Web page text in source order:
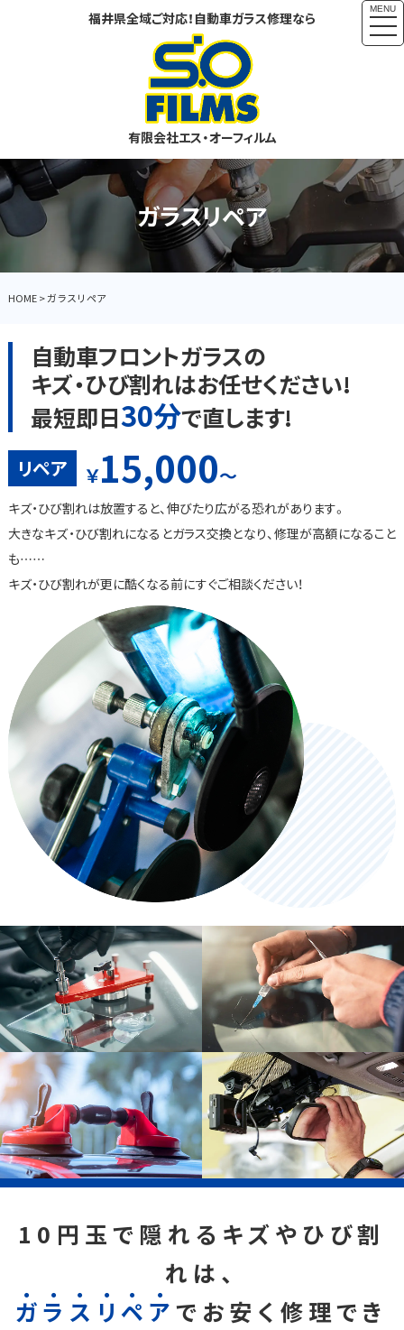
福井県全域ご対応！自動車ガラス修理なら
有限会社エス・オーフィルム
MENU
ガラスリペア
HOME>ガラスリペア
自動車フロントガラスの
キズ・ひび割れはお任せください!
最短即日30分で直します!
リペア ￥15,000〜
キズ・ひび割れは放置すると、伸びたり広がる恐れがあります。
大きなキズ・ひび割れになるとガラス交換となり、修理が高額になること
も……
キズ・ひび割れが更に酷くなる前にすぐご相談ください！
10円玉で隠れるキズやひび割
れは、
ガラ ス リ ペ アでお安く修理でき